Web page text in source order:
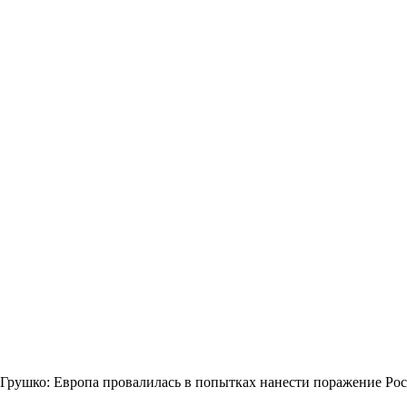
Грушко: Европа провалилась в попытках нанести поражение